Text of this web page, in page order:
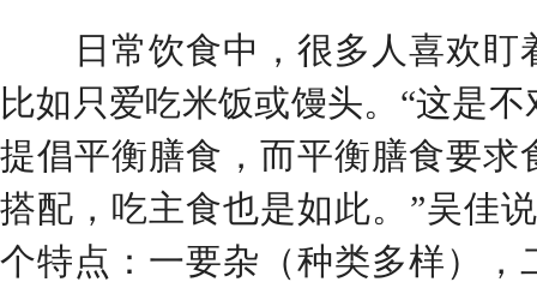
日常饮食中，很多人喜欢盯
比如只爱吃米饭或馒头。“这是
提倡平衡膳食，而平衡膳食要求
搭配，吃主食也是如此。”吴佳
个特点：一要杂（种类多样），